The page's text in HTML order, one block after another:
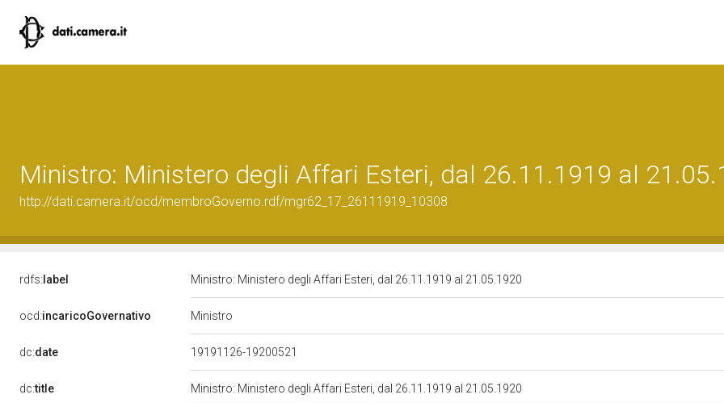
Ministro: Ministero degli Affari Esteri, dal 26.11.1919 al
http://dati.camera.it/ocd/membroGoverno.rdf/mgr62_17_26111919_10308
rdfs: label Ministro: Ministero degli Affari Esteri, dal 26.11.1919 al 21.05.1920
ocd:incaricoGovernativo Ministro
dc:date 19191126-19200521
dc:title Ministro: Ministero degli Affari Esteri, dal 26.11.1919 al 21.05.1920